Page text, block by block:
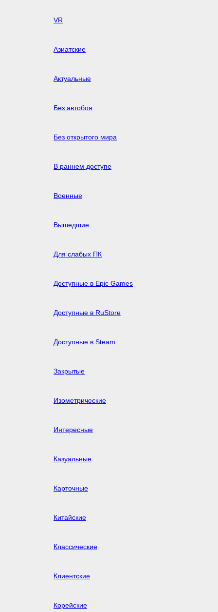
VR
Азиатские
Актуальные
Без автобоя
Без открытого мира
В раннем доступе
Военные
Вышедшие
Для слабых ПК
Доступные в Epic Games
Доступные в RuStore
Доступные в Steam
Закрытые
Изометрические
Интересные
Казуальные
Карточные
Китайские
Классические
Клиентские
Корейские